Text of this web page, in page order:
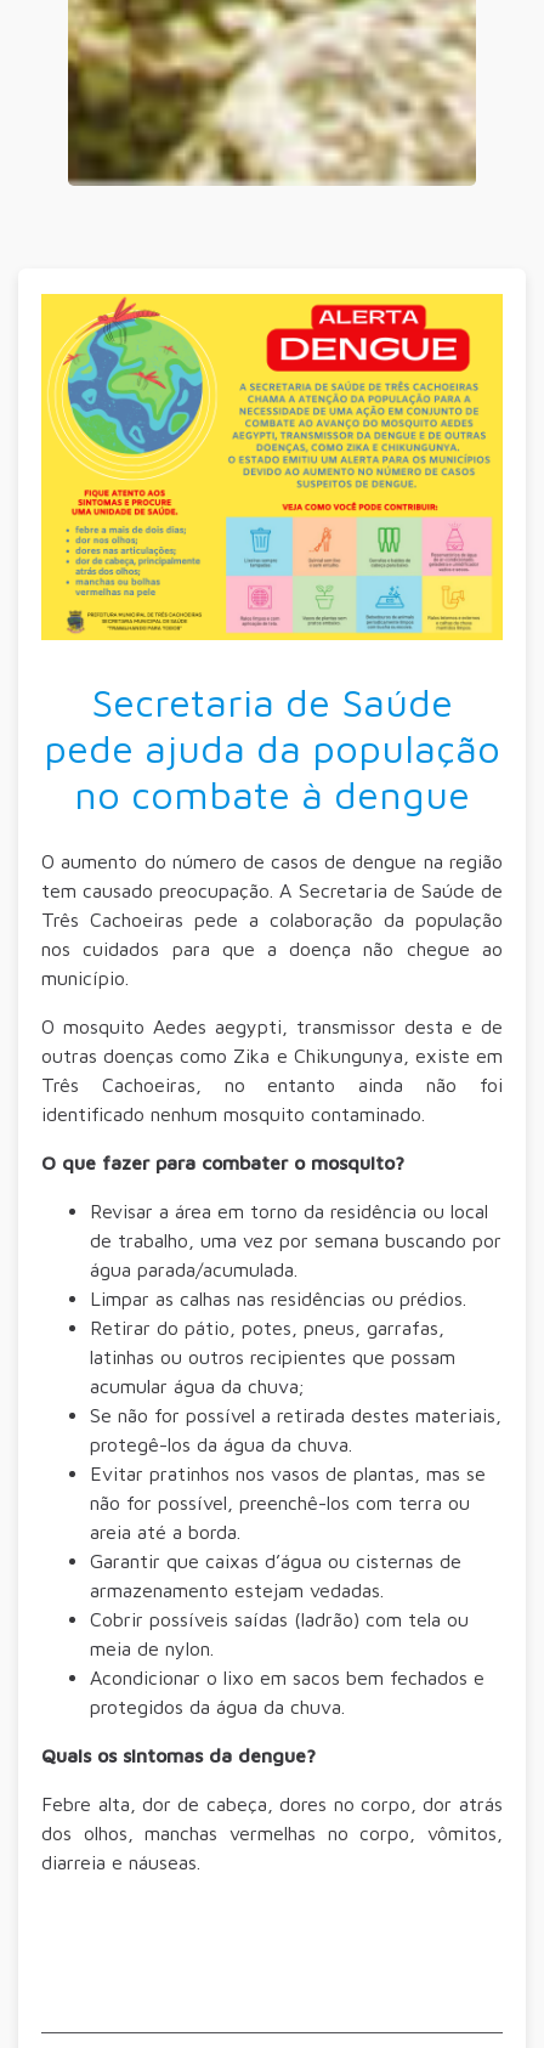
Secretaria de Saúde
pede ajuda da população
no combate à dengue
O aumento do número de casos de dengue na região
tem causado preocupação. A Secretaria de Saúde de
Três Cachoeiras pede a colaboração da população
nos cuidados para que a doença não chegue ao
município.
O mosquito Aedes aegypti, transmissor desta e de
outras doenças como Zika e Chikungunya, existe em
Três Cachoeiras, no entanto ainda não foi
identificado nenhum mosquito contaminado.
O que fazer para combater o mosquito?
Revisar a área em torno da residência ou local
de trabalho, uma vez por semana buscando por
água parada/acumulada.
Limpar as calhas nas residências ou prédios.
Retirar do pátio, potes, pneus, garrafas,
latinhas ou outros recipientes que possam
acumular água da chuva;
Se não for possível a retirada destes materiais,
protegê-los da água da chuva.
Evitar pratinhos nos vasos de plantas, mas se
não for possível, preenchê-los com terra ou
areia até a borda.
Garantir que caixas d’água ou cisternas de
armazenamento estejam vedadas.
Cobrir possíveis saídas (ladrão) com tela ou
meia de nylon.
Acondicionar o lixo em sacos bem fechados e
protegidos da água da chuva.
Quais os sintomas da dengue?
Febre alta, dor de cabeça, dores no corpo, dor atrás
dos olhos, manchas vermelhas no corpo, vômitos,
diarreia e náuseas.